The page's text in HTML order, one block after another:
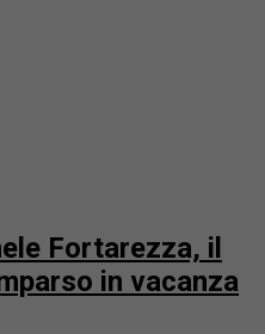
Fortarezza, il
in vacanza